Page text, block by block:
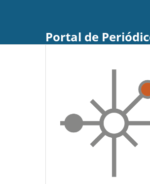
Portal de